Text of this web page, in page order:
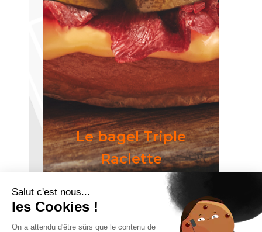
Salut c'est nous...
les Cookies !
On a attendu d'être sûrs que le contenu de
Le bagel Triple
Raclette
Notre bagel de saison avec
du bourguignon, maintenant
en restaurant !